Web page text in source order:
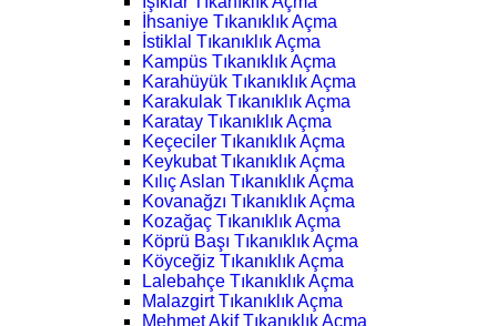
İhsaniye Tıkanıklık Açma
İstiklal Tıkanıklık Açma
Kampüs Tıkanıklık Açma
Karahüyük Tıkanıklık Açma
Karakulak Tıkanıklık Açma
Karatay Tıkanıklık Açma
Keçeciler Tıkanıklık Açma
Keykubat Tıkanıklık Açma
Kılıç Aslan Tıkanıklık Açma
Kovanağzı Tıkanıklık Açma
Kozağaç Tıkanıklık Açma
Köprü Başı Tıkanıklık Açma
Köyceğiz Tıkanıklık Açma
Lalebahçe Tıkanıklık Açma
Malazgirt Tıkanıklık Açma
Mehmet Akif Tıkanıklık Açma